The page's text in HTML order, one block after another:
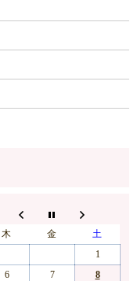
木 金
土
1
6 7
8